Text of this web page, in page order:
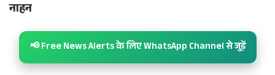
नाहन
📢 Free News Alerts के लिए WhatsApp Channel से जुड़ें